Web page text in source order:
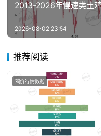
析
报
告
据
2013-2026年慢速类土
2026-08-02 23:54
推荐阅读
鸡价行情数据